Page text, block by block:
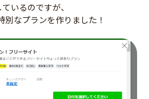
いるのですが、
なプランを作りました！